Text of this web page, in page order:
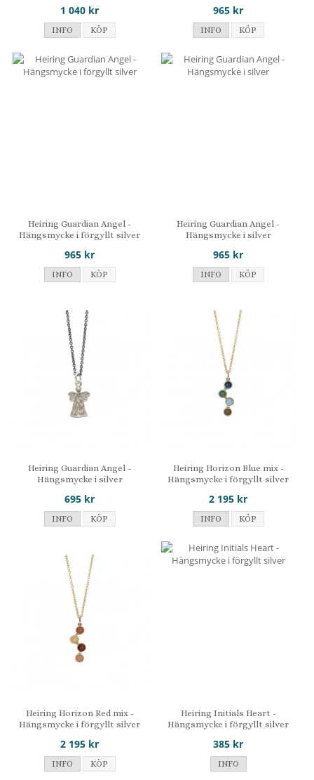
1 040 kr
INFO KÖP
965 kr
INFO KÖP
Heiring Guardian Angel -
Hängsmycke i förgyllt silver
965 kr
INFO KÖP
Heiring Guardian Angel -
Hängsmycke i silver
965 kr
INFO KÖP
Heiring Guardian Angel -
Hängsmycke i silver
695 kr
INFO KÖP
Heiring Horizon Blue mix -
Hängsmycke i förgyllt silver
2 195 kr
INFO KÖP
Heiring Horizon Red mix -
Hängsmycke i förgyllt silver
2 195 kr
INFO KÖP
Heiring Initials Heart -
Hängsmycke i förgyllt silver
385 kr
INFO